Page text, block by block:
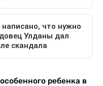
ребенка в